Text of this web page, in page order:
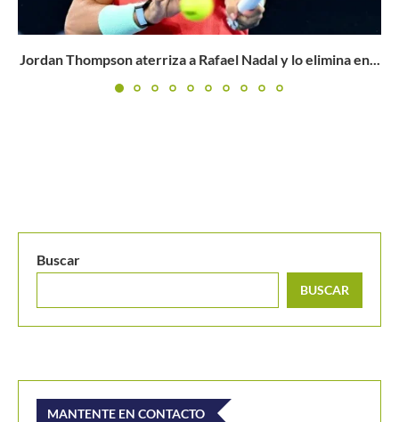
Srdjan Djokovic: “Mi hijo ganará 4 o 5 Grand Slam...
Buscar
BUSCAR
MANTENTE EN CONTACTO